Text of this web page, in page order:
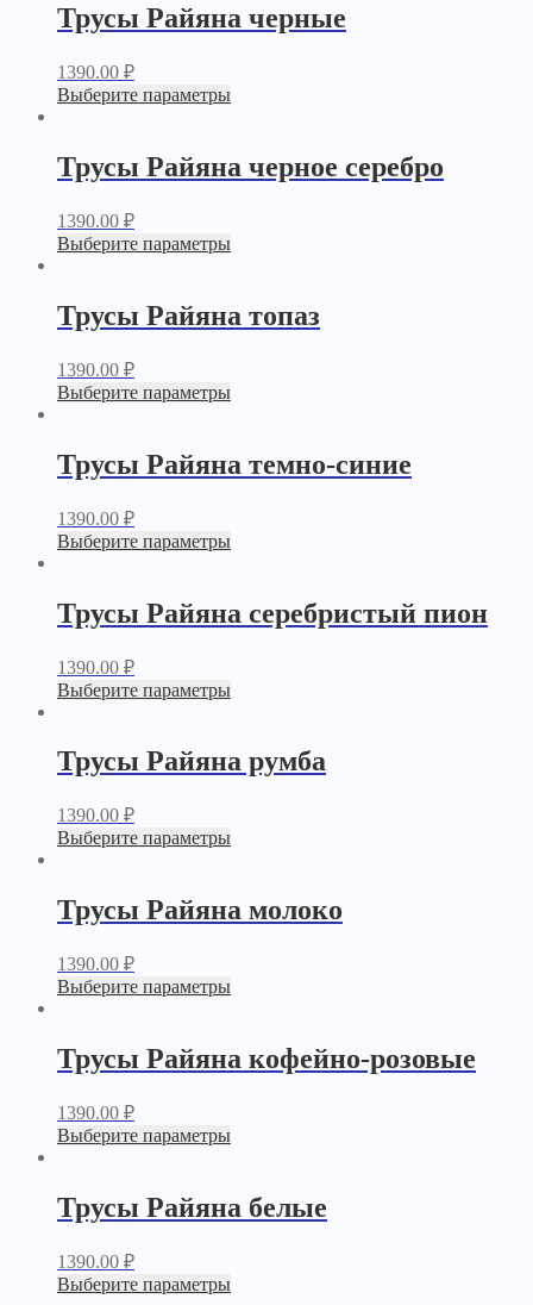
Трусы Райяна черные
1390.00 ₽
Выберите параметры
Трусы Райяна черное серебро
1390.00 ₽
Выберите параметры
Трусы Райяна топаз
1390.00 ₽
Выберите параметры
Трусы Райяна темно-синие
1390.00 ₽
Выберите параметры
Трусы Райяна серебристый пион
1390.00 ₽
Выберите параметры
Трусы Райяна румба
1390.00 ₽
Выберите параметры
Трусы Райяна молоко
1390.00 ₽
Выберите параметры
Трусы Райяна кофейно-розовые
1390.00 ₽
Выберите параметры
Трусы Райяна белые
1390.00 ₽
Выберите параметры